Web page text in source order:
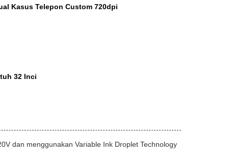
Kasus Telepon Custom 720dpi
32 Inci
dan menggunakan Variable Ink Droplet Technology